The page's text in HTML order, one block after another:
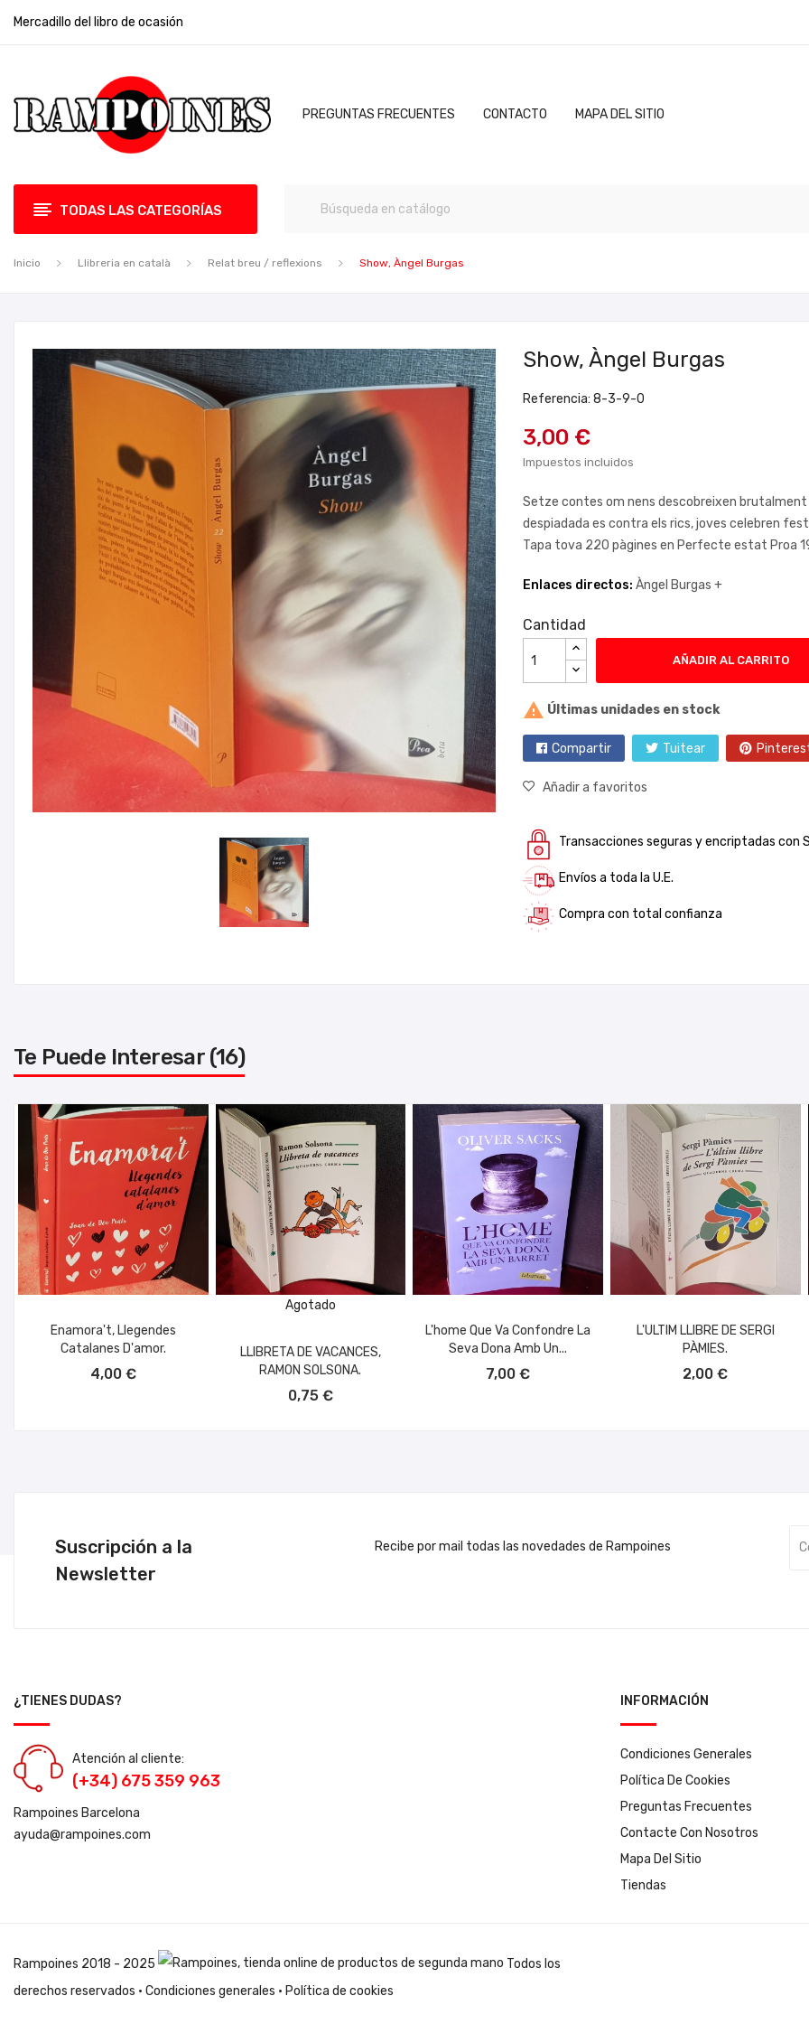
Mercadillo del libro de ocasión
PREGUNTAS FRECUENTES CONTACTO MAPA DEL SITIO
TODAS LAS CATEGORÍAS
Inicio Llibreria en català Relat breu / reflexions Show, Àngel Burgas
Show, Àngel Burgas
Referencia: 8-3-9-0
3,00 €
Impuestos incluidos
Setze contes om nens descobreixen
despiadada es contra els rics, joves celebren
Tapa tova 220 pàgines en Perfecte estat Proa
Enlaces directos: Àngel Burgas +
Cantidad
AÑADIR AL CARRITO
 Últimas unidades en stock
Compartir Tuitear
Añadir a favoritos
Transacciones seguras y encriptadas con
Envíos a toda la U.E.
Compra con total confianza
Te Puede Interesar (16)
Enamora't, Llegendes
Catalanes D'amor.
4,00 €
Agotado
LLIBRETA DE VACANCES,
RAMON SOLSONA.
0,75 €
L'home Que Va Confondre La
Seva Dona Amb Un...
7,00 €
L'ULTIM LLIBRE DE SERGI
PÀMIES.
2,00 €
Suscripción a la
Newsletter
Recibe por mail todas las novedades de Rampoines
¿TIENES DUDAS?
Atención al cliente:
(+34) 675 359 963
Rampoines Barcelona
ayuda@rampoines.com
INFORMACIÓN
Condiciones Generales
Política De Cookies
Preguntas Frecuentes
Contacte Con Nosotros
Mapa Del Sitio
Tiendas
Rampoines 2018 - 2025
Todos los
derechos reservados · Condiciones generales · Política de cookies